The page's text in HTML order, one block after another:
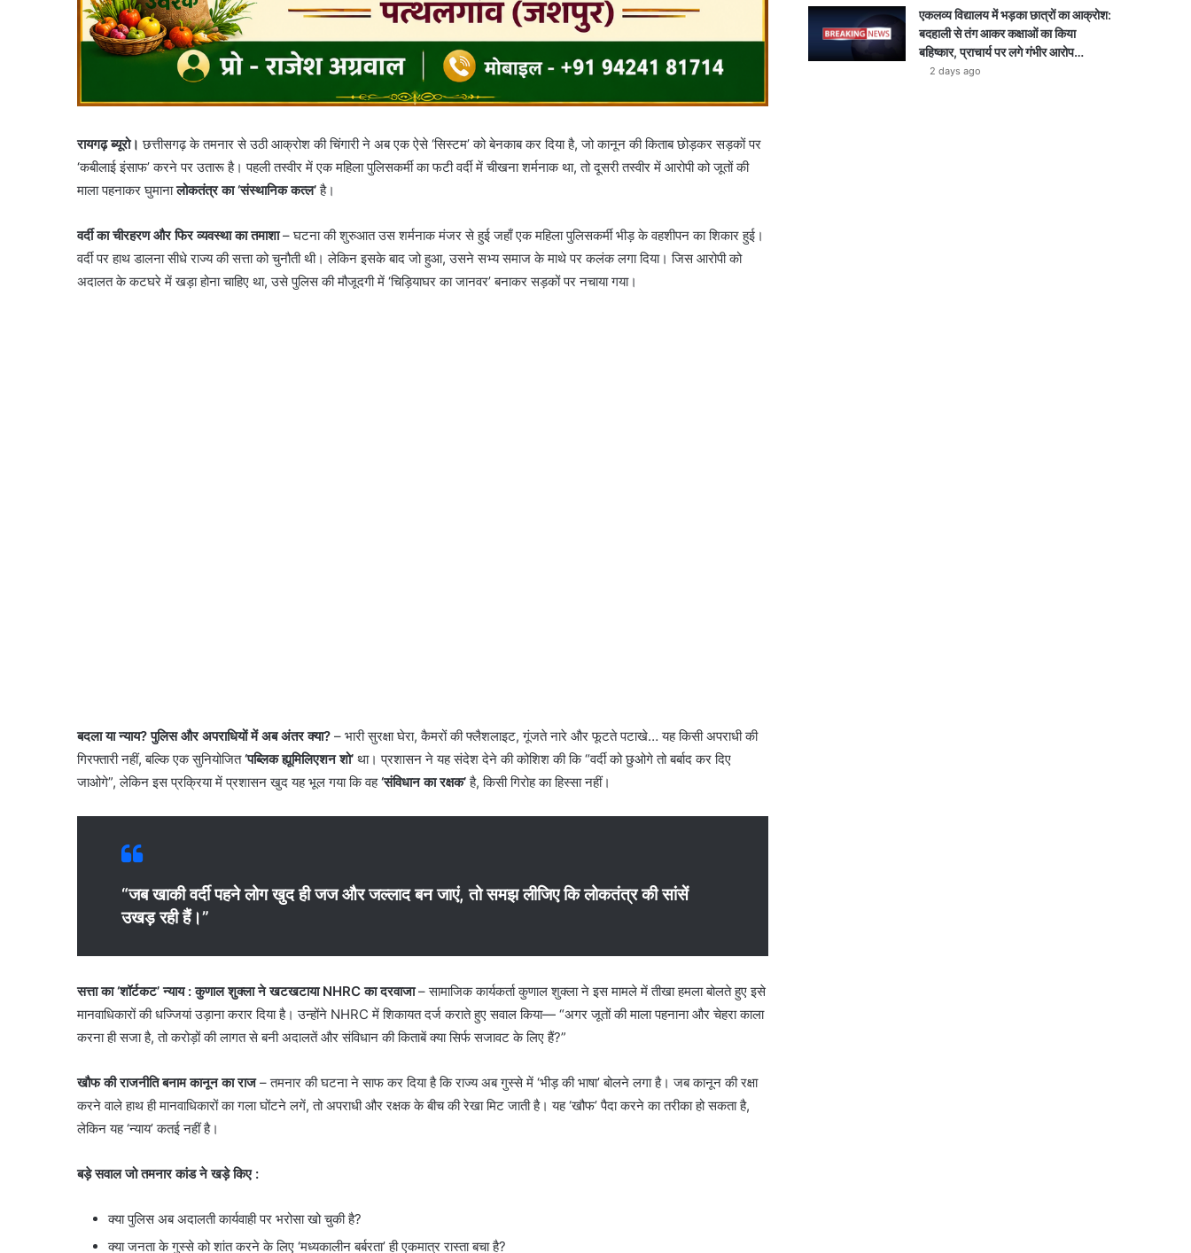
रायगढ़ ब्यूरो। छत्तीसगढ़ के तमनार से उठी आक्रोश की चिंगारी ने अब एक ऐसे ‘सिस्टम’ को बेनकाब कर दिया है, जो कानून की किताब छोड़कर सड़कों पर
‘कबीलाई इंसाफ’ करने पर उतारू है। पहली तस्वीर में एक महिला पुलिसकर्मी का फटी वर्दी में चीखना शर्मनाक था, तो दूसरी तस्वीर में आरोपी को जूतों की
माला पहनाकर घुमानालोकतंत्र का ‘संस्थानिक कत्ल’है।
वर्दी का चीरहरण और फिर व्यवस्था का तमाशा– घटना की शुरुआत उस शर्मनाक मंजर से हुई जहाँ एक महिला पुलिसकर्मी भीड़ के वहशीपन का शिकार हुई।
वर्दी पर हाथ डालना सीधे राज्य की सत्ता को चुनौती थी। लेकिन इसके बाद जो हुआ, उसने सभ्य समाज के माथे पर कलंक लगा दिया। जिस आरोपी को
अदालत के कटघरे में खड़ा होना चाहिए था, उसे पुलिस की मौजूदगी में ‘चिड़ियाघर का जानवर’ बनाकर सड़कों पर नचाया गया।
बदला या न्याय? पुलिस और अपराधियों में अब अंतर क्या? – ​भारी सुरक्षा घेरा, कैमरों की फ्लैशलाइट, गूंजते नारे और फूटते पटाखे… यह किसी अपराधी की
गिरफ्तारी नहीं, बल्कि एक सुनियोजित‘पब्लिक ह्यूमिलिएशन शो’ था। प्रशासन ने यह संदेश देने की कोशिश की कि “वर्दी को छुओगे तो बर्बाद कर दिए
जाओगे”, लेकिन इस प्रक्रिया में प्रशासन खुद यह भूल गया कि वह‘संविधान का रक्षक’है, किसी गिरोह का हिस्सा नहीं।
“जब खाकी वर्दी पहने लोग खुद ही जज और जल्लाद बन जाएं, तो समझ लीजिए कि लोकतंत्र की सांसें
उखड़ रही हैं।”
सत्ता का ‘शॉर्टकट’ न्याय : कुणाल शुक्ला ने खटखटाया NHRC का दरवाजा– ​सामाजिक कार्यकर्ता कुणाल शुक्ला ने इस मामले में तीखा हमला बोलते हुए इसे
मानवाधिकारों की धज्जियां उड़ाना करार दिया है। उन्होंने NHRC में शिकायत दर्ज कराते हुए सवाल किया— “अगर जूतों की माला पहनाना और चेहरा काला
करना ही सजा है, तो करोड़ों की लागत से बनी अदालतें और संविधान की किताबें क्या सिर्फ सजावट के लिए हैं?”
खौफ की राजनीति बनाम कानून का राज– तमनार की घटना ने साफ कर दिया है कि राज्य अब गुस्से में ‘भीड़ की भाषा’ बोलने लगा है। जब कानून की रक्षा
करने वाले हाथ ही मानवाधिकारों का गला घोंटने लगें, तो अपराधी और रक्षक के बीच की रेखा मिट जाती है। यह ‘खौफ’ पैदा करने का तरीका हो सकता है,
लेकिन यह ‘न्याय’ कतई नहीं है।
बड़े सवाल जो तमनार कांड ने खड़े किए :
क्या पुलिस अब अदालती कार्यवाही पर भरोसा खो चुकी है?
क्या जनता के गुस्से को शांत करने के लिए ‘मध्यकालीन बर्बरता’ ही एकमात्र रास्ता बचा है?
एकलव्य विद्यालय में भड़का छात्रों का आक्रोश:
बदहाली से तंग आकर कक्षाओं का किया
बहिष्कार, प्राचार्य पर लगे गंभीर आरोप…
2 days ago